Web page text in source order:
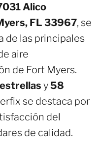
Alico
FL 33967, se
de las principales
aire
de Fort Myers.
y58
se destaca por
del
de calidad.